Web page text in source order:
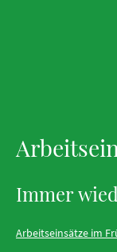
Immer
Arbeitseinsätze im